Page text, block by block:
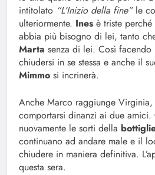
intitolato “L’Inizio della fine” le
ulteriormente. Ines è triste
abbia più bisogno di lei, tanto
Marta senza di lei. Così
chiudersi in se stessa e anche il
Mimmo si incrinerà.
Anche Marco raggiunge
comportarsi dinanzi ai due amici.
nuovamente le sorti della
continuano ad andare male e il
chiudere in maniera definitiva.
questa sera.